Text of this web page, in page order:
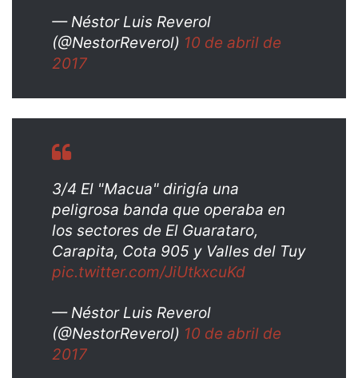
— Néstor Luis Reverol
(@NestorReverol) 10 de abril de
2017
3/4 El "Macua" dirigía una
peligrosa banda que operaba en
los sectores de El Guarataro,
Carapita, Cota 905 y Valles del Tuy
pic.twitter.com/JiUtkxcuKd
— Néstor Luis Reverol
(@NestorReverol) 10 de abril de
2017